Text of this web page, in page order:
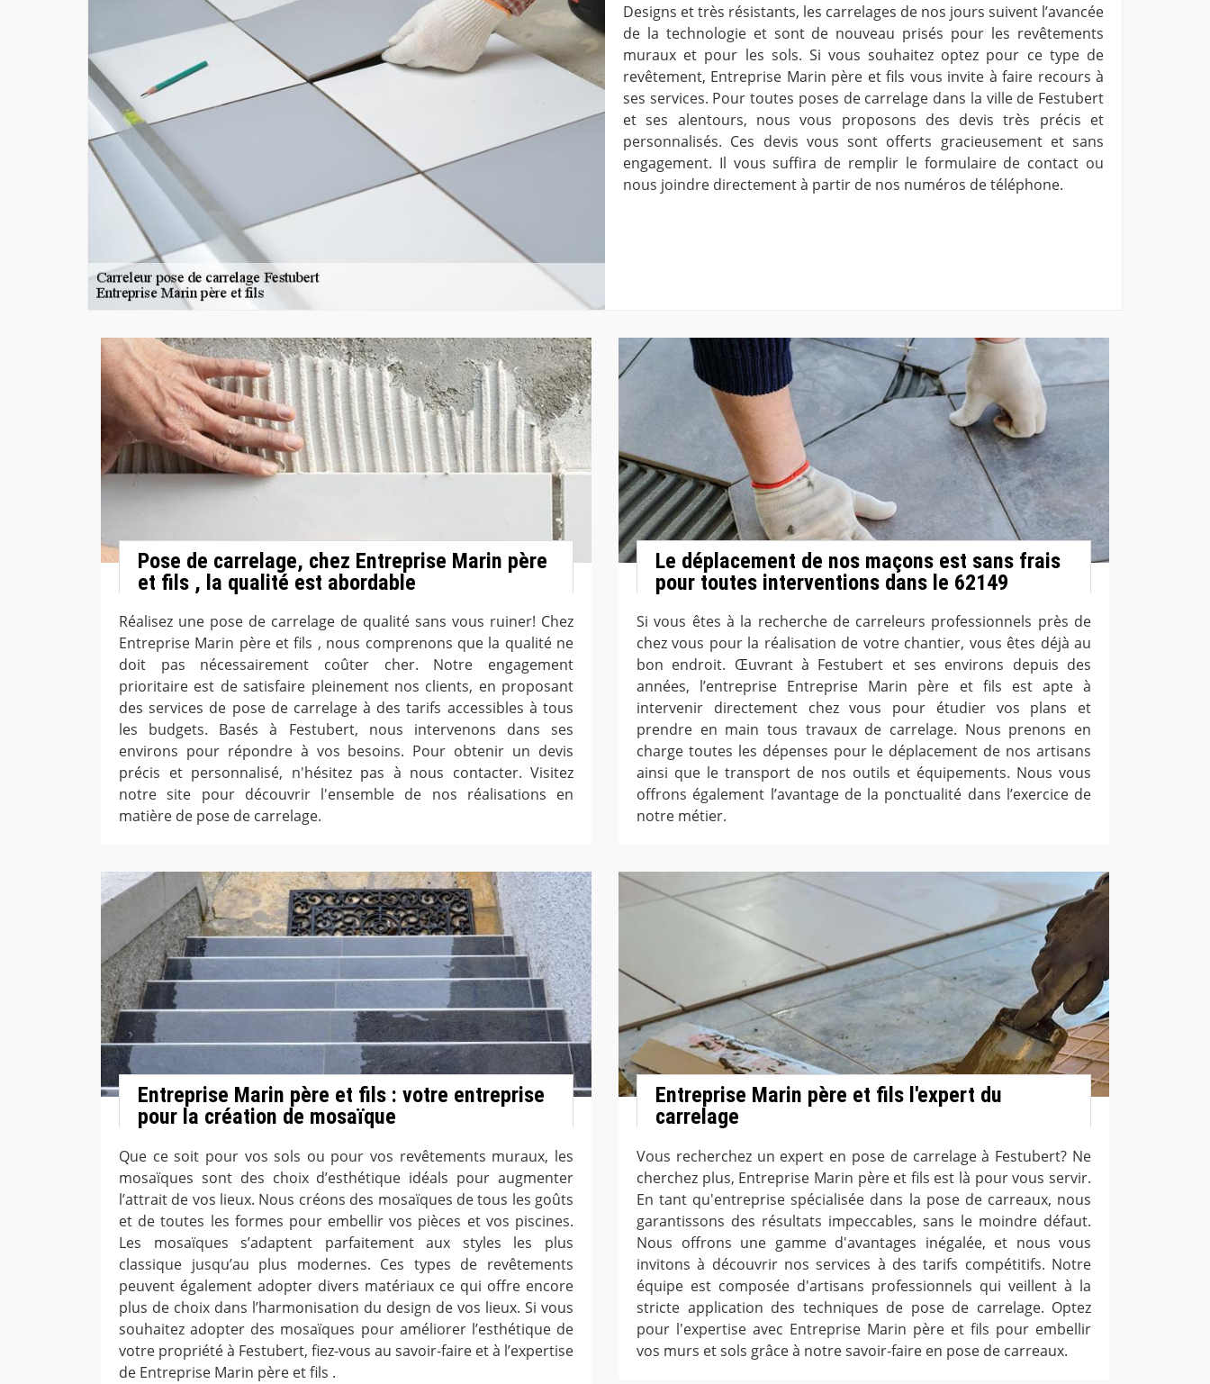
Designs et très résistants, les carrelages de nos jours suivent l’avancée
de la technologie et sont de nouveau prisés pour les revêtements
muraux et pour les sols. Si vous souhaitez optez pour ce type de
revêtement, Entreprise Marin père et fils vous invite à faire recours à
ses services. Pour toutes poses de carrelage dans la ville de Festubert
et ses alentours, nous vous proposons des devis très précis et
personnalisés. Ces devis vous sont offerts gracieusement et sans
engagement. Il vous suffira de remplir le formulaire de contact ou
nous joindre directement à partir de nos numéros de téléphone.
Pose de carrelage, chez Entreprise Marin père
et fils , la qualité est abordable
Réalisez une pose de carrelage de qualité sans vous ruiner! Chez
Entreprise Marin père et fils , nous comprenons que la qualité ne
doit pas nécessairement coûter cher. Notre engagement
prioritaire est de satisfaire pleinement nos clients, en proposant
des services de pose de carrelage à des tarifs accessibles à tous
les budgets. Basés à Festubert, nous intervenons dans ses
environs pour répondre à vos besoins. Pour obtenir un devis
précis et personnalisé, n'hésitez pas à nous contacter. Visitez
notre site pour découvrir l'ensemble de nos réalisations en
matière de pose de carrelage.
Le déplacement de nos maçons est sans frais
pour toutes interventions dans le 62149
Si vous êtes à la recherche de carreleurs professionnels près de
chez vous pour la réalisation de votre chantier, vous êtes déjà au
bon endroit. Œuvrant à Festubert et ses environs depuis des
années, l’entreprise Entreprise Marin père et fils est apte à
intervenir directement chez vous pour étudier vos plans et
prendre en main tous travaux de carrelage. Nous prenons en
charge toutes les dépenses pour le déplacement de nos artisans
ainsi que le transport de nos outils et équipements. Nous vous
offrons également l’avantage de la ponctualité dans l’exercice de
notre métier.
Entreprise Marin père et fils : votre entreprise
pour la création de mosaïque
Que ce soit pour vos sols ou pour vos revêtements muraux, les
mosaïques sont des choix d’esthétique idéals pour augmenter
l’attrait de vos lieux. Nous créons des mosaïques de tous les goûts
et de toutes les formes pour embellir vos pièces et vos piscines.
Les mosaïques s’adaptent parfaitement aux styles les plus
classique jusqu’au plus modernes. Ces types de revêtements
peuvent également adopter divers matériaux ce qui offre encore
plus de choix dans l’harmonisation du design de vos lieux. Si vous
souhaitez adopter des mosaïques pour améliorer l’esthétique de
votre propriété à Festubert, fiez-vous au savoir-faire et à l’expertise
de Entreprise Marin père et fils .
Entreprise Marin père et fils l'expert du
carrelage
Vous recherchez un expert en pose de carrelage à Festubert? Ne
cherchez plus, Entreprise Marin père et fils est là pour vous servir.
En tant qu'entreprise spécialisée dans la pose de carreaux, nous
garantissons des résultats impeccables, sans le moindre défaut.
Nous offrons une gamme d'avantages inégalée, et nous vous
invitons à découvrir nos services à des tarifs compétitifs. Notre
équipe est composée d'artisans professionnels qui veillent à la
stricte application des techniques de pose de carrelage. Optez
pour l'expertise avec Entreprise Marin père et fils pour embellir
vos murs et sols grâce à notre savoir-faire en pose de carreaux.